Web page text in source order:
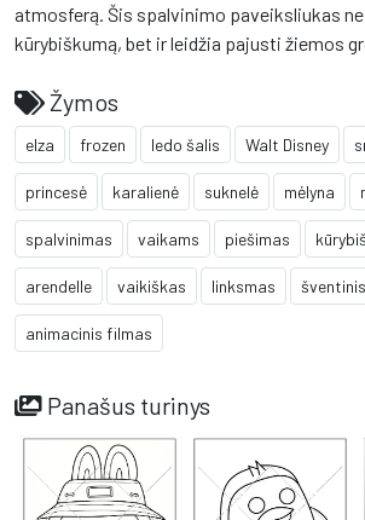
atmosferą. Šis spalvinimo paveiksliukas
kūrybiškumą, bet ir leidžia pajusti žiemos
Žymos
elza frozen ledo šalis Walt Disney
princesė karalienė suknelė mėlyna
spalvinimas vaikams piešimas
arendelle vaikiškas linksmas šventinis
animacinis filmas
Panašus turinys